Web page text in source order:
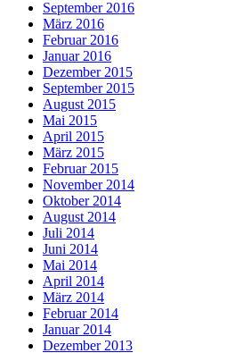
September 2016
März 2016
Februar 2016
Januar 2016
Dezember 2015
September 2015
August 2015
Mai 2015
April 2015
März 2015
Februar 2015
November 2014
Oktober 2014
August 2014
Juli 2014
Juni 2014
Mai 2014
April 2014
März 2014
Februar 2014
Januar 2014
Dezember 2013